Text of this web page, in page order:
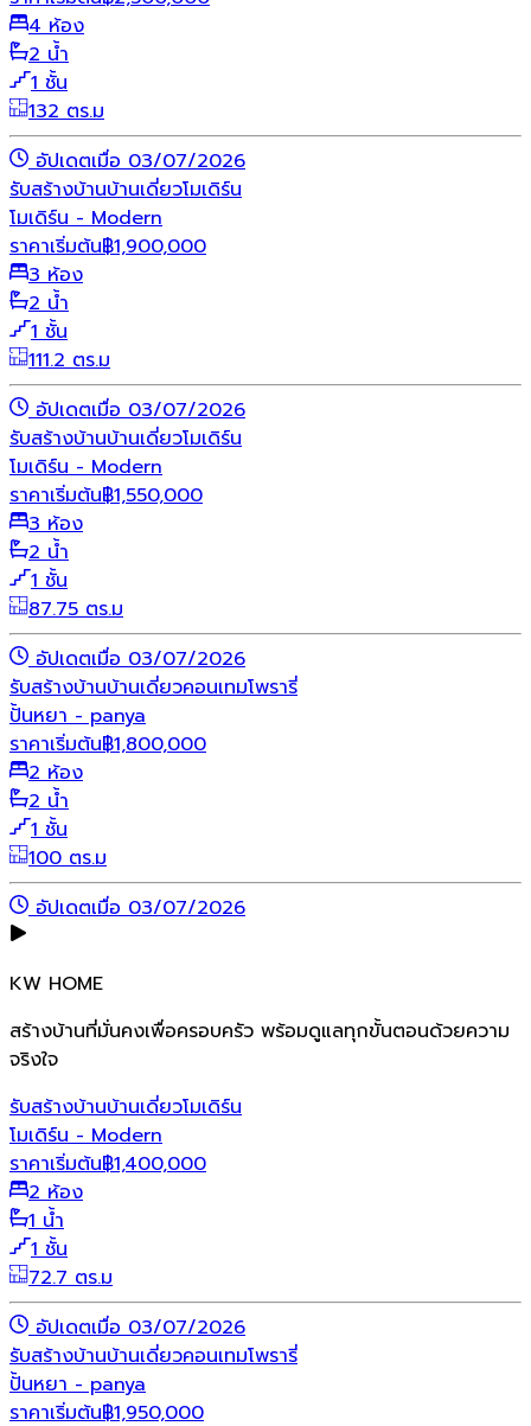
4 ห้อง
2 น้ำ
1 ชั้น
132 ตร.ม
อัปเดตเมื่อ 03/07/2026
รับสร้างบ้านบ้านเดี่ยวโมเดิร์น
โมเดิร์น - Modern
ราคาเริ่มต้น฿1,900,000
3 ห้อง
2 น้ำ
1 ชั้น
111.2 ตร.ม
อัปเดตเมื่อ 03/07/2026
รับสร้างบ้านบ้านเดี่ยวโมเดิร์น
โมเดิร์น - Modern
ราคาเริ่มต้น฿1,550,000
3 ห้อง
2 น้ำ
1 ชั้น
87.75 ตร.ม
อัปเดตเมื่อ 03/07/2026
รับสร้างบ้านบ้านเดี่ยวคอนเทมโพรารี่
ปั้นหยา - panya
ราคาเริ่มต้น฿1,800,000
2 ห้อง
2 น้ำ
1 ชั้น
100 ตร.ม
อัปเดตเมื่อ 03/07/2026
KW HOME
สร้างบ้านที่มั่นคงเพื่อครอบครัว พร้อมดูแลทุกขั้นตอนด้วยความ
จริงใจ
รับสร้างบ้านบ้านเดี่ยวโมเดิร์น
โมเดิร์น - Modern
ราคาเริ่มต้น฿1,400,000
2 ห้อง
1 น้ำ
1 ชั้น
72.7 ตร.ม
อัปเดตเมื่อ 03/07/2026
รับสร้างบ้านบ้านเดี่ยวคอนเทมโพรารี่
ปั้นหยา - panya
ราคาเริ่มต้น฿1,950,000